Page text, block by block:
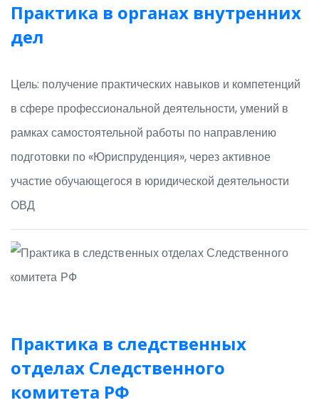
Практика в органах внутренних
дел
Цель: получение практических навыков и компетенций
в сфере профессиональной деятельности, умений в
рамках самостоятельной работы по направлению
подготовки по «Юриспруденция», через активное
участие обучающегося в юридической деятельности
ОВД
Практика в следственных
отделах Следственного
комитета РФ